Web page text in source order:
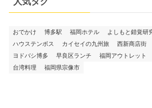
おでかけ 博多駅 福岡ホテル よしもと錯覚研
ハウステンボス
カイセイの九州旅 西新商店街
ヨドバシ博多
早良区ランチ 福岡アウトレット
台湾料理
福岡県宗像市